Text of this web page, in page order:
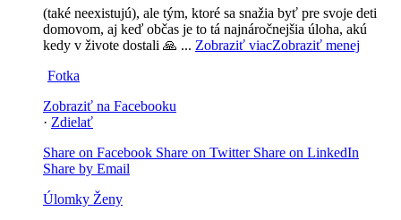
(také neexistujú), ale tým, ktoré sa snažia byť pre svoje deti
domovom, aj keď občas je to tá najnáročnejšia úloha, akú
kedy v živote dostali 🙏 ... Zobraziť viacZobraziť menej
Fotka
Zobraziť na Facebooku
· Zdielať
Share on Facebook Share on Twitter Share on LinkedIn
Share by Email
Úlomky Ženy